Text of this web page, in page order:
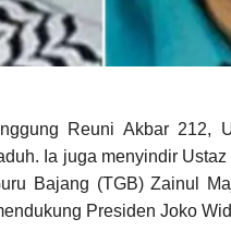
Reuni Akbar 212,
Ia juga menyindir
Bajang (TGB) Zainul
Presiden Joko